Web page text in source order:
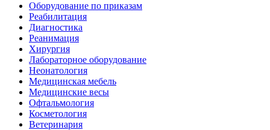
Оборудование по приказам
Реабилитация
Диагностика
Реанимация
Хирургия
Лабораторное оборудование
Неонатология
Медицинская мебель
Медицинские весы
Офтальмология
Косметология
Ветеринария